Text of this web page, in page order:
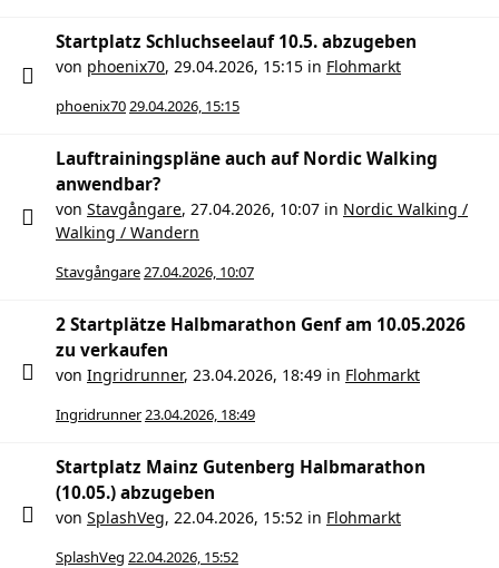
Startplatz Schluchseelauf 10.5. abzugeben
von phoenix70, 29.04.2026, 15:15 in Flohmarkt
phoenix7029.04.2026, 15:15
Lauftrainingspläne auch auf Nordic Walking
anwendbar?
von Stavgångare, 27.04.2026, 10:07 in Nordic Walking /
Walking / Wandern
Stavgångare27.04.2026, 10:07
2 Startplätze Halbmarathon Genf am 10.05.2026
zu verkaufen
von Ingridrunner, 23.04.2026, 18:49 in Flohmarkt
Ingridrunner23.04.2026, 18:49
Startplatz Mainz Gutenberg Halbmarathon
(10.05.) abzugeben
von SplashVeg, 22.04.2026, 15:52 in Flohmarkt
SplashVeg 22.04.2026, 15:52